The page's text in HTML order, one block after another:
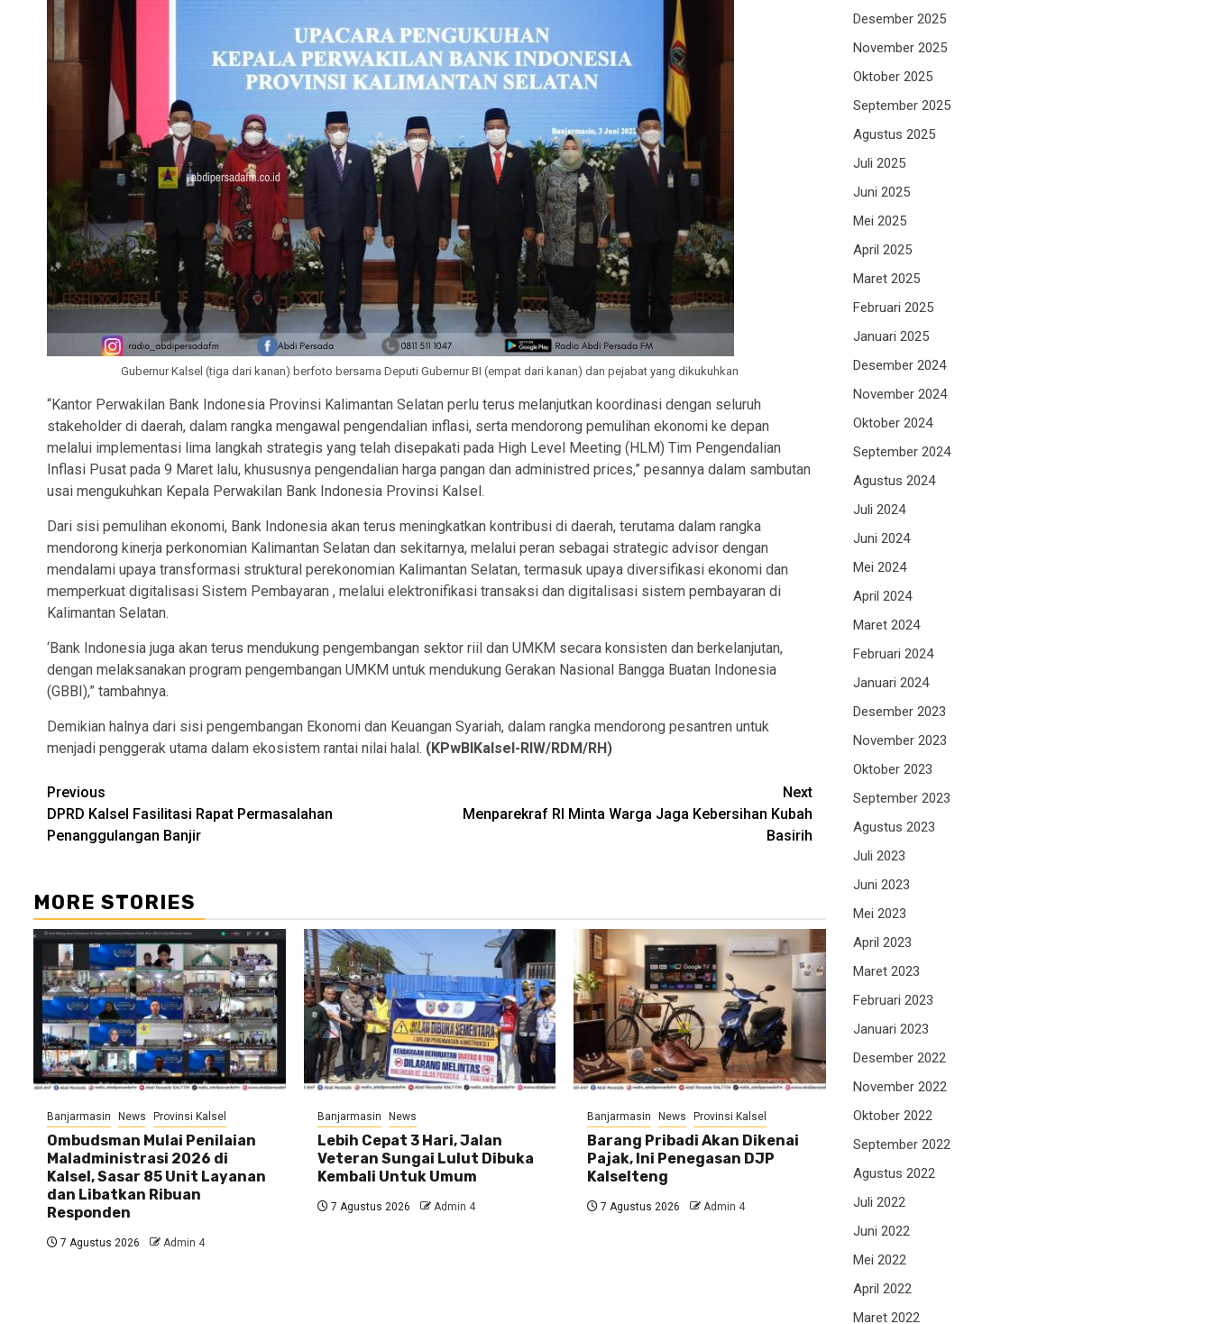
Gubernur Kalsel (tiga dari kanan) berfoto bersama Deputi Gubernur BI (empat dari kanan) dan pejabat yang dikukuhkan
“Kantor Perwakilan Bank Indonesia Provinsi Kalimantan Selatan perlu terus melanjutkan koordinasi dengan seluruh
stakeholder di daerah, dalam rangka mengawal pengendalian inflasi, serta mendorong pemulihan ekonomi ke depan
melalui implementasi lima langkah strategis yang telah disepakati pada High Level Meeting (HLM) Tim Pengendalian
Inflasi Pusat pada 9 Maret lalu, khususnya pengendalian harga pangan dan administred prices,” pesannya dalam sambutan
usai mengukuhkan Kepala Perwakilan Bank Indonesia Provinsi Kalsel.
Dari sisi pemulihan ekonomi, Bank Indonesia akan terus meningkatkan kontribusi di daerah, terutama dalam rangka
mendorong kinerja perkonomian Kalimantan Selatan dan sekitarnya, melalui peran sebagai strategic advisor dengan
mendalami upaya transformasi struktural perekonomian Kalimantan Selatan, termasuk upaya diversifikasi ekonomi dan
memperkuat digitalisasi Sistem Pembayaran , melalui elektronifikasi transaksi dan digitalisasi sistem pembayaran di
Kalimantan Selatan.
‘Bank Indonesia juga akan terus mendukung pengembangan sektor riil dan UMKM secara konsisten dan berkelanjutan,
dengan melaksanakan program pengembangan UMKM untuk mendukung Gerakan Nasional Bangga Buatan Indonesia
(GBBI),” tambahnya.
Demikian halnya dari sisi pengembangan Ekonomi dan Keuangan Syariah, dalam rangka mendorong pesantren untuk
menjadi penggerak utama dalam ekosistem rantai nilai halal. (KPwBIKalsel-RIW/RDM/RH)
Continue
Reading
Previous
DPRD Kalsel Fasilitasi Rapat Permasalahan
Penanggulangan Banjir
Next
Menparekraf RI Minta Warga Jaga Kebersihan Kubah
Basirih
MORE STORIES
Banjarmasin News Provinsi Kalsel
Ombudsman Mulai Penilaian
Maladministrasi 2026 di
Kalsel, Sasar 85 Unit Layanan
dan Libatkan Ribuan
Responden
7 Agustus 2026 Admin 4
Banjarmasin News
Lebih Cepat 3 Hari, Jalan
Veteran Sungai Lulut Dibuka
Kembali Untuk Umum
7 Agustus 2026 Admin 4
Banjarmasin News Provinsi Kalsel
Barang Pribadi Akan Dikenai
Pajak, Ini Penegasan DJP
Kalselteng
7 Agustus 2026 Admin 4
Desember 2025
November 2025
Oktober 2025
September 2025
Agustus 2025
Juli 2025
Juni 2025
Mei 2025
April 2025
Maret 2025
Februari 2025
Januari 2025
Desember 2024
November 2024
Oktober 2024
September 2024
Agustus 2024
Juli 2024
Juni 2024
Mei 2024
April 2024
Maret 2024
Februari 2024
Januari 2024
Desember 2023
November 2023
Oktober 2023
September 2023
Agustus 2023
Juli 2023
Juni 2023
Mei 2023
April 2023
Maret 2023
Februari 2023
Januari 2023
Desember 2022
November 2022
Oktober 2022
September 2022
Agustus 2022
Juli 2022
Juni 2022
Mei 2022
April 2022
Maret 2022